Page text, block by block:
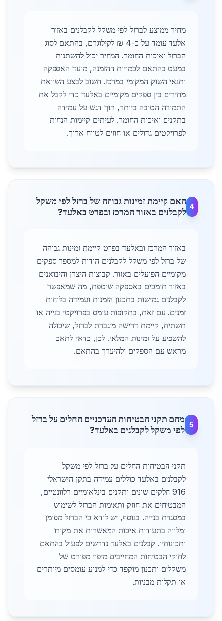
מחיר ממוצע לברזל לפי משקל לקבלנים באזור
אלעד עומד על כ-4 ₪ לקילוגרם, בהתאם לסוג
הברזל ואיכות החומר. המחיר יכול להשתנות
במעט בהתאם לכמויות ההזמנה, מועד האספקה
ותנאי השוק המקומי במרכז. חשוב לבצע השוואת
מחירים בין ספקים מקומיים באלעד כדי לקבל את
התמורה הטובה ביותר, תוך דגש על עמידה
בתקנים ואיכות החומר. לעיתים קיימות הנחות
לפרויקטים גדולים או חוזים לטווח ארוך.
4
האם קיימת זמינות גבוהה של ברזל לפי משקל
לקבלנים באזור המרכז ובפרט באלעד?
באזור המרכז ובאלעד בפרט קיימת זמינות גבוהה
של ברזל לפי משקל לקבלנים הודות למספר ספקים
מקומיים הפועלים באזור. קבוצות היצרן והיבואנים
באזור תומכים באספקה שוטפת, מה שמאפשר
לקבלנים גמישות בתכנון הזמנות ועמידה בלוחות
זמנים. עם זאת, בתקופות עומס בפרויקטי בנייה או
תשתית, קיימת דרישה מוגברת לברזל, שיכולה
להשפיע על זמינות המלאי. לכן, כדאי לתאם
מראש עם הספקים ולהיערך בהתאם.
5
מהם תקני הבטיחות העדכניים החלים על ברזל
לפי משקל לקבלנים באלעד?
תקני הבטיחות החלים על ברזל לפי משקל
לקבלנים באלעד כוללים עמידה בתקן הישראלי
916 חלקים שונים ותקנים בינלאומיים רלוונטיים,
המבטיחים את חוזק ותאימות הברזל לשימוש
במסגרת בנייה. בנוסף, יש לודא כי הברזל מסומן
ומלווה בתעודות איכות המאשרות את מקורו
ותכונותיו. קבלנים באלעד נדרשים לפעול בהתאם
לחוקי הבטיחות המחייבים מיפוי מפורט של
משקלים ותכנון מוקפד כדי למנוע עומסים מיותרים
או תקלות מבניות.